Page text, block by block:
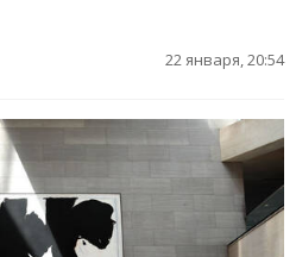
22 января, 20:54